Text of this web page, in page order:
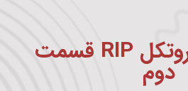
آشنایی با پروتکل RIP قسمت
دوم